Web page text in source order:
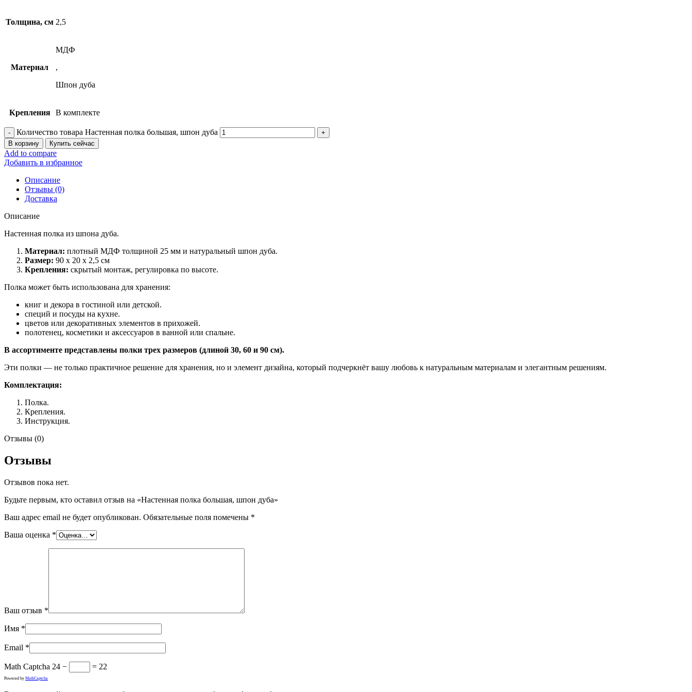
Толщина, см 2,5
Материал
МДФ
,
Шпон дуба
Крепления В комплекте
Количество товара Настенная полка большая, шпон дуба
В корзину Купить сейчас
Add to compare
Добавить в избранное
Описание
Отзывы (0)
Доставка
Описание
Настенная полка из шпона дуба.
Материал: плотный МДФ толщиной 25 мм и натуральный шпон дуба.
Размер: 90 х 20 х 2,5 см
Крепления: скрытый монтаж, регулировка по высоте.
Полка может быть использована для хранения:
книг и декора в гостиной или детской.
специй и посуды на кухне.
цветов или декоративных элементов в прихожей.
полотенец, косметики и аксессуаров в ванной или спальне.
В ассортименте представлены полки трех размеров (длиной 30, 60 и 90 см).
Эти полки — не только практичное решение для хранения, но и элемент дизайна, который подчеркнёт вашу любовь к натуральным материалам и элегантным решениям.
Комплектация:
Полка.
Крепления.
Инструкция.
Отзывы (0)
Отзывы
Отзывов пока нет.
Будьте первым, кто оставил отзыв на «Настенная полка большая, шпон дуба»
Ваш адрес email не будет опубликован. Обязательные поля помечены *
Ваша оценка *
Ваш отзыв *
Имя *
Email *
Math Captcha 24 − = 22
Powered by MathCaptcha